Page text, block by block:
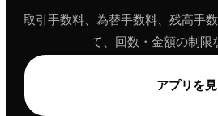
取引手数料、為替手数料、残高手
て、回数・金額の制限
アプリを